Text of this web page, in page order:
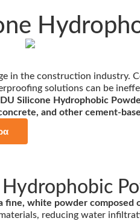
in the construction industry.
solutions can be
Silicone Hydrophobic
and other cement-
fine, white powder
reducing water